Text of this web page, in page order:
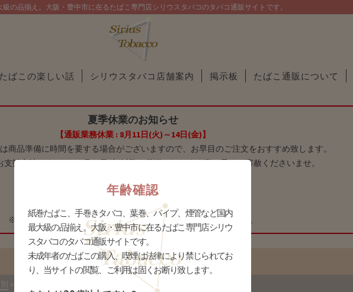
の品揃え。大阪・豊中市に在るたばこ専門店シリウスタバコのタバコ通販サイトです。
ばこの楽しい話 シリウスタバコ店舗案内 掲示板 たばこ通販について
夏季休業のお知らせ
【通販業務休業 : 8月11日(火)～14日(金)】
商品準備に時間を要する場合がございますので、お早目のご注文をおすすめ致します。
払方法によっては8月15日(土)以降の発送となります事、予めご容赦くださいませ。
【 庄内店休業：8月11日(火)～17日(月) 】
【 十三店休業：8月9日(日)～16日(日) 】
※庄内店は8月10日(月)に限り、16時までの営業とさせて頂きます。
»
年齢確認
紙巻たばこ、手巻きタバコ、葉巻、パイプ、煙管など国内
最大級の品揃え。大阪・豊中市に在るたばこ専門店シリウ
スタバコのタバコ通販サイトです。
未成年者のたばこの購入、喫煙は法律により禁じられてお
り、当サイトの閲覧、ご利用は固くお断り致します。